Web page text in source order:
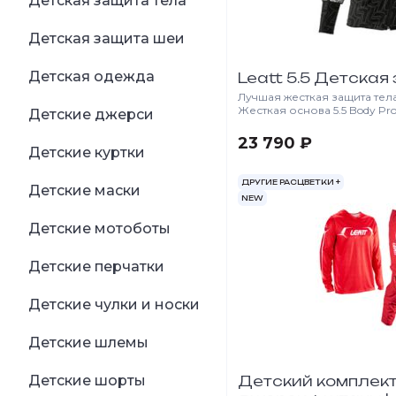
Детская защита шеи
Детская одежда
Детские джерси
Детские куртки
Детские маски
Детские мотоботы
Детские перчатки
Детские чулки и носки
Детские шлемы
Детские шорты
Leatt 5.5
Лучшая жесткая защита
Жесткая основа 5.5 Body
защиту груди, спины, локтя,
прошла европейскую
наша лучшая защита тела!
многослойной шарнирной
защита максимально
вентилируемая (36
отверстия). Совместима с
использоваться и без нее.
правилам FIM 2018 года.
23 790 ₽
Детский
ДРУГИЕ РАСЦВЕТКИ +
NEW